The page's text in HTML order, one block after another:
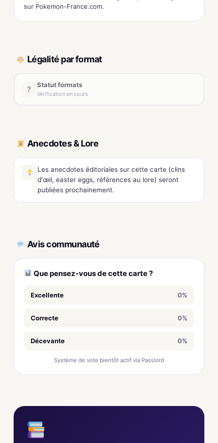
sur Pokemon-France.com.
Légalité par format
? Statut formats
Vérification en cours
Anecdotes & Lore
Les anecdotes éditoriales sur cette carte (clins
d'œil, easter eggs, références au lore) seront
publiées prochainement.
Avis communauté
Que pensez-vous de cette carte ?
Excellente 0%
Correcte 0%
Décevante 0%
Système de vote bientôt actif via Passlord